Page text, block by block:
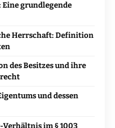
Eine grundlegende
Herrschaft: Definition
des Besitzes und ihre
und dessen
Verhältnis im § 1003